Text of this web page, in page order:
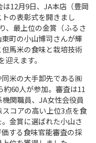
12月9日、 JA本店（豊岡
の表彰式を開きまし
、最上位の金賞（ふるさ
町の小山博司さんが輝
馬米の食味と栽培技術
迎えます。
米の大手卸先である㈱
約60人が参加。審査は11
関職員、 JA女性会役員
コアの高い上位3点を食
金賞に選ばれた小山さ
する食味官能審査の採